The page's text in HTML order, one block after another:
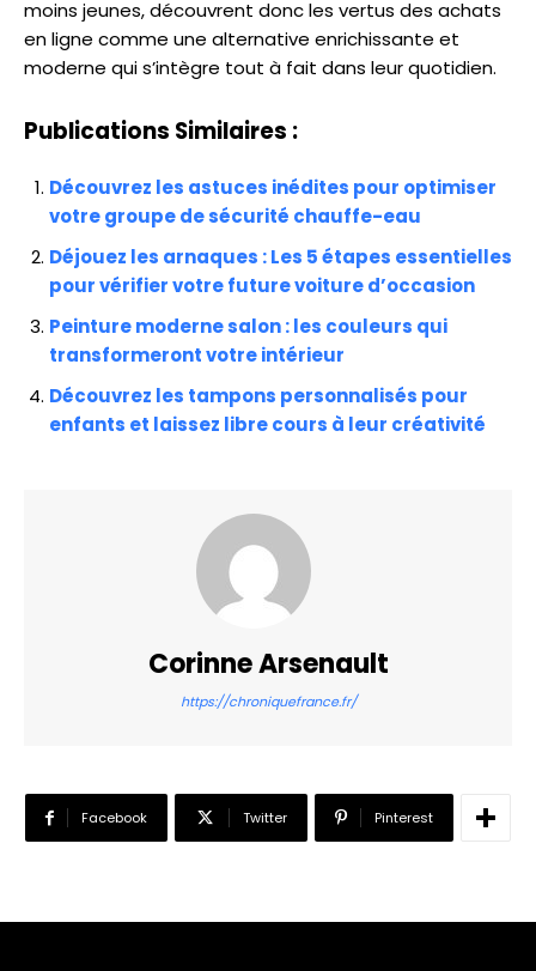
moins jeunes, découvrent donc les vertus des achats
en ligne comme une alternative enrichissante et
moderne qui s’intègre tout à fait dans leur quotidien.
Publications Similaires :
Découvrez les astuces inédites pour optimiser
votre groupe de sécurité chauffe-eau
Déjouez les arnaques : Les 5 étapes essentielles
pour vérifier votre future voiture d’occasion
Peinture moderne salon : les couleurs qui
transformeront votre intérieur
Découvrez les tampons personnalisés pour
enfants et laissez libre cours à leur créativité
Corinne Arsenault
https://chroniquefrance.fr/
Facebook Twitter Pinterest